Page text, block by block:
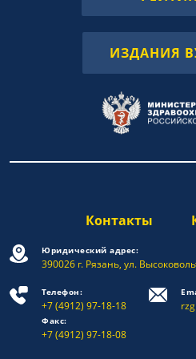
ИЗДАНИЯ
Контакты
Юридический адрес:
390026 г. Рязань, ул.
Телефон:
+7 (4912) 97-18-18
Факс:
+7 (4912) 97-18-08